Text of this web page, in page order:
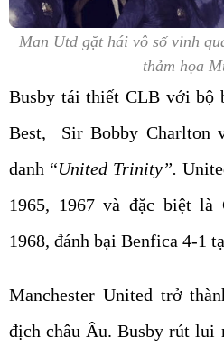
Man Utd gặt hái vô số vinh
thảm họa
Busby tái thiết CLB với bộ
Best, Sir Bobby Charlton
danh “United Trinity”.
1965, 1967 và đặc biệt là
1968, đánh bại Benfica 4-1
Manchester United trở
địch châu Âu. Busby rút lui